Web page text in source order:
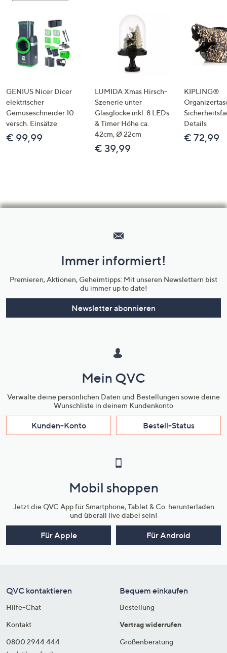
GENIUS Nicer Dicer
elektrischer
Gemüseschneider 10
versch. Einsätze
€ 99,99
LUMIDA Xmas Hirsch-
Szenerie unter
Glasglocke inkl. 8 LEDs
& Timer Höhe ca.
42cm, Ø 22cm
€ 39,99
KIPLING®
Details
€ 72,99
Unternehmensinformationen
Immer informiert!
Premieren, Aktionen, Geheimtipps: Mit unseren Newslettern bist
du immer up to date!
Newsletter abonnieren
Mein QVC
Verwalte deine persönlichen Daten und Bestellungen sowie deine
Wunschliste in deinem Kundenkonto
Kunden-Konto Bestell-Status
Mobil shoppen
Jetzt die QVC App für Smartphone, Tablet & Co. herunterladen
und überall live dabei sein!
Für Apple Für Android
QVC kontaktieren
Hilfe-Chat
Kontakt
0800 2944 444
Bequem einkaufen
Bestellung
Vertrag widerrufen
Größenberatung